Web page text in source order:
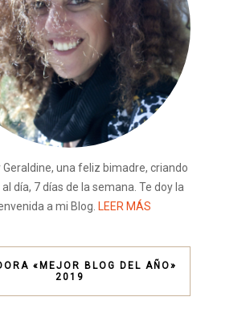
Geraldine, una feliz bimadre, criando
día, 7 días de la semana. Te doy la
a mi Blog. LEER MÁS
«MEJOR BLOG DEL AÑO»
2019